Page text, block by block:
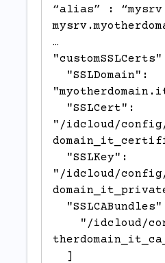
“alias” :
…
"SSLDomain":
"SSLCert":
"/idcloud/
"SSLKey":
"/idcloud/
"/idcloud/
]